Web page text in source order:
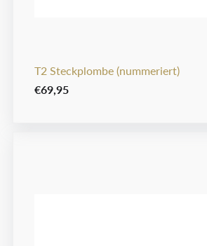
T2 Steckplombe (nummeriert)
€69,95